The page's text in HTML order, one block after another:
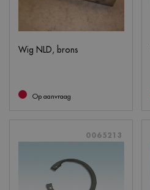
Wig NLD, brons
Op aanvraag
0065213